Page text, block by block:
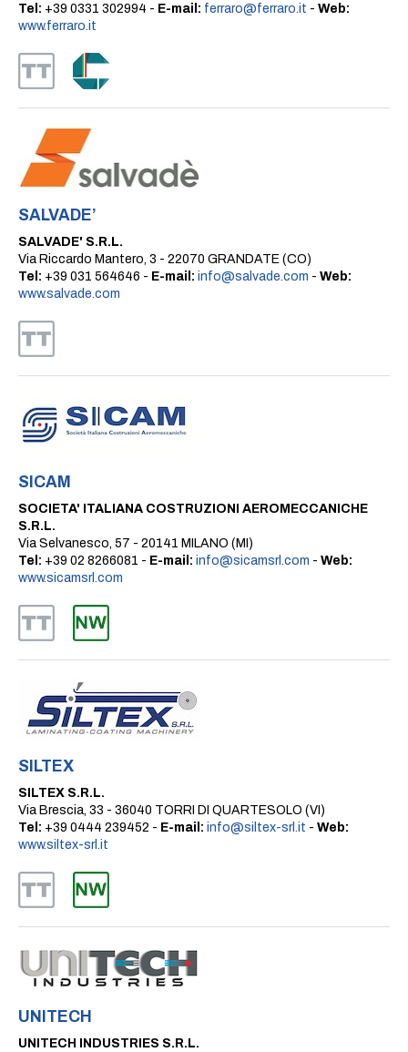
Tel: +39 0331 302994 - E-mail: ferraro@ferraro.it - Web:
www.ferraro.it
SALVADE’
SALVADE' S.R.L.
Via Riccardo Mantero, 3 - 22070 GRANDATE (CO)
Tel: +39 031 564646 - E-mail: info@salvade.com - Web:
www.salvade.com
SICAM
SOCIETA' ITALIANA COSTRUZIONI AEROMECCANICHE
S.R.L.
Via Selvanesco, 57 - 20141 MILANO (MI)
Tel: +39 02 8266081 - E-mail: info@sicamsrl.com - Web:
www.sicamsrl.com
SILTEX
SILTEX S.R.L.
Via Brescia, 33 - 36040 TORRI DI QUARTESOLO (VI)
Tel: +39 0444 239452 - E-mail: info@siltex-srl.it - Web:
www.siltex-srl.it
UNITECH
UNITECH INDUSTRIES S.R.L.